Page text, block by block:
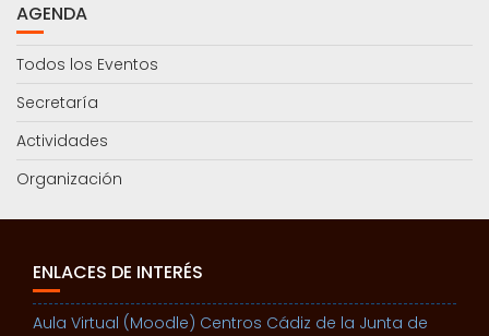
AGENDA
Todos los Eventos
Secretaría
Actividades
Organización
ENLACES DE INTERÉS
Aula Virtual (Moodle) Centros Cádiz de la Junta de